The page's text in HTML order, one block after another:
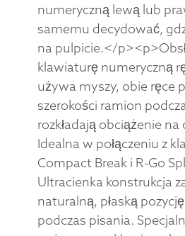
numeryczną lewą lub
samemu decydować,
na pulpicie.</
klawiaturę numeryczną
używa myszy, obie ręce
szerokości ramion
rozkładają obciążenie na
Idealna w połączeniu z
Compact Break i R-Go
Ultracienka konstrukcja
naturalną, płaską
podczas pisania.